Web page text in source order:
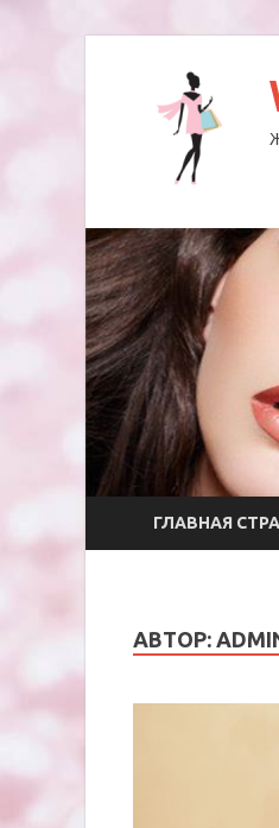
ГЛАВНАЯ
АВТОР: